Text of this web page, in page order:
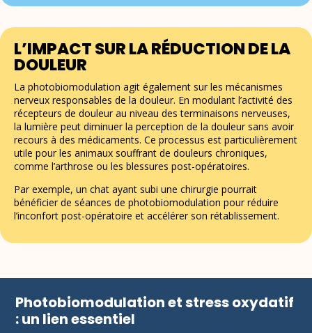
L’IMPACT SUR LA RÉDUCTION DE LA
DOULEUR
La photobiomodulation agit également sur les mécanismes
nerveux responsables de la douleur. En modulant l’activité des
récepteurs de douleur au niveau des terminaisons nerveuses,
la lumière peut diminuer la perception de la douleur sans avoir
recours à des médicaments. Ce processus est particulièrement
utile pour les animaux souffrant de douleurs chroniques,
comme l’arthrose ou les blessures post-opératoires.
Par exemple, un chat ayant subi une chirurgie pourrait
bénéficier de séances de photobiomodulation pour réduire
l’inconfort post-opératoire et accélérer son rétablissement.
Photobiomodulation et stress oxydatif
: un lien essentiel